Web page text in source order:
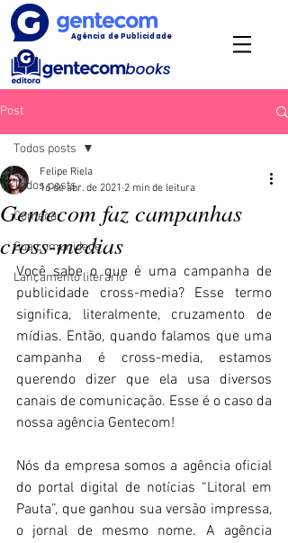
Agência de Publicidade
Post
Todos posts
Começar
Sua comunidade
Lançamento literário
Todos posts
Gentecom faz campanhas
cross-medias
Felipe Riela
16 de abr. de 2021 2 min de leitura
Você sabe o que é uma campanha de
publicidade cross-media? Esse termo
significa, literalmente, cruzamento de
mídias. Então, quando falamos que uma
campanha é cross-media, estamos
querendo dizer que ela usa diversos
canais de comunicação. Esse é o caso da
nossa agência Gentecom!
Nós da empresa somos a agência oficial
do portal digital de notícias “Litoral em
Pauta”, que ganhou sua versão impressa,
o jornal de mesmo nome. A agência